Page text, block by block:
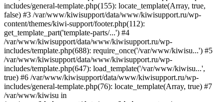
includes/general-template.php(155): locate_template(Array, true,
false) #3 /var/www/kiwisupport/data/www/kiwisupport.ru/wp-
content/themes/kiwi-support/footer.php(112):
get_template_part('template-parts/...') #4
/var/www/kiwisupport/data/www/kiwisupport.ru/wp-
includes/template.php(688): require_once('/var/www/kiwisu...') #5
/var/www/kiwisupport/data/www/kiwisupport.ru/wp-
includes/template.php(647): load_template('/var/www/kiwisu...',
true) #6 /var/www/kiwisupport/data/www/kiwisupport.ru/wp-
includes/general-template.php(76): locate_template(Array, true) #7
/var/www/kiwisu in